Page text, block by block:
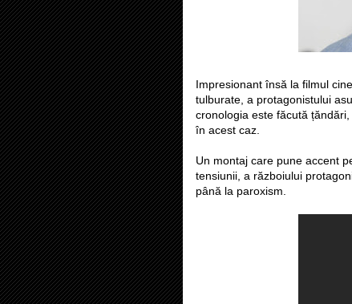
Impresionant însă la filmul
tulburate, a protagonistului
cronologia este făcută
în acest caz.
Un montaj care pune accent
tensiunii, a războiului
până la paroxism.